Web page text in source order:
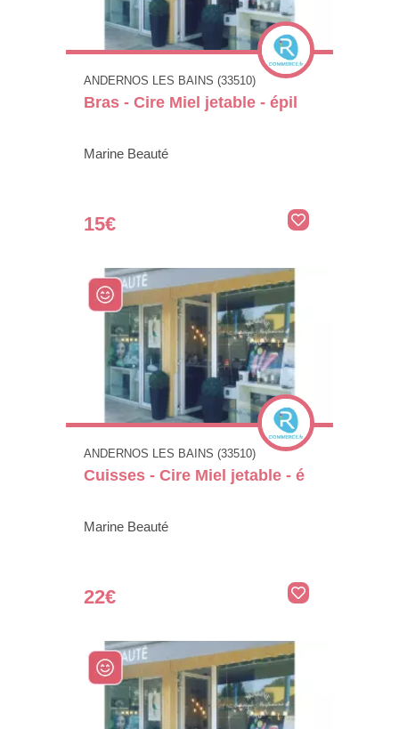
ANDERNOS LES BAINS (33510)
Bras - Cire Miel jetable - épil
Marine Beauté
15€
ANDERNOS LES BAINS (33510)
Cuisses - Cire Miel jetable - é
Marine Beauté
22€